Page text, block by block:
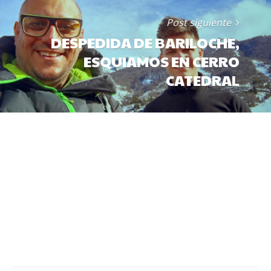
Post siguiente
DESPEDIDA DE BARILOCHE,
ESQUIAMOS EN CERRO
CATEDRAL